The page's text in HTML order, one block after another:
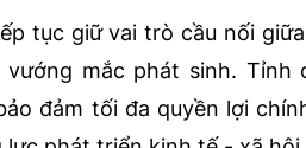
tục giữ vai trò cầu nối
mắc phát sinh.
đảm tối đa quyền lợi